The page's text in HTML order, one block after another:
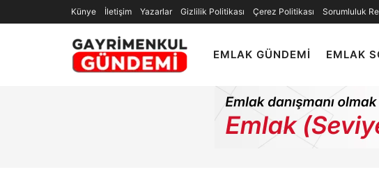
Künye İletişim Yazarlar Gizlilik Politikası Çerez Politikası Sorumluluk
EMLAK GÜNDEMI EMLAK